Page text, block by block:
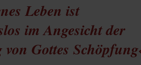
e.V.
Die Erderwärmung
in
einem
neuen
Tab)
in
einem
neuen
Tab)
Künstliche Intelligenz(Öffnet
einem
Was gibt
neu denken Krieg in der Ukraine
in
Leben ist
im Angesicht der
Gottes